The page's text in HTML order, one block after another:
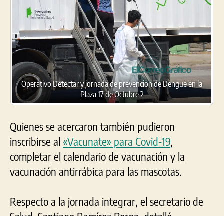
Operativo Detectar y jornada de prevencion de Dengue en la
Plaza 17 de Octubre 2
Quienes se acercaron también pudieron
inscribirse al «Vacunate» para Covid-19
completar el calendario de vacunación y la
vacunación antirrábica para las mascotas.
Respecto a la jornada integrar, el secretario de